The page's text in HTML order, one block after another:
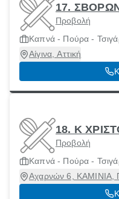
17.
Προβολή
Καπνά - Πούρα -
Αίγινα, Αττική
18. Κ
Προβολή
Καπνά - Πούρα -
Αχαρνών 6, ΚΑΜΙΝΙΑ,